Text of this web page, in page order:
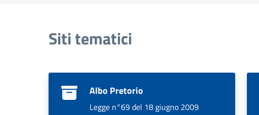
Siti tematici
Albo Pretorio
Legge n°69 del 18 giugno 2009